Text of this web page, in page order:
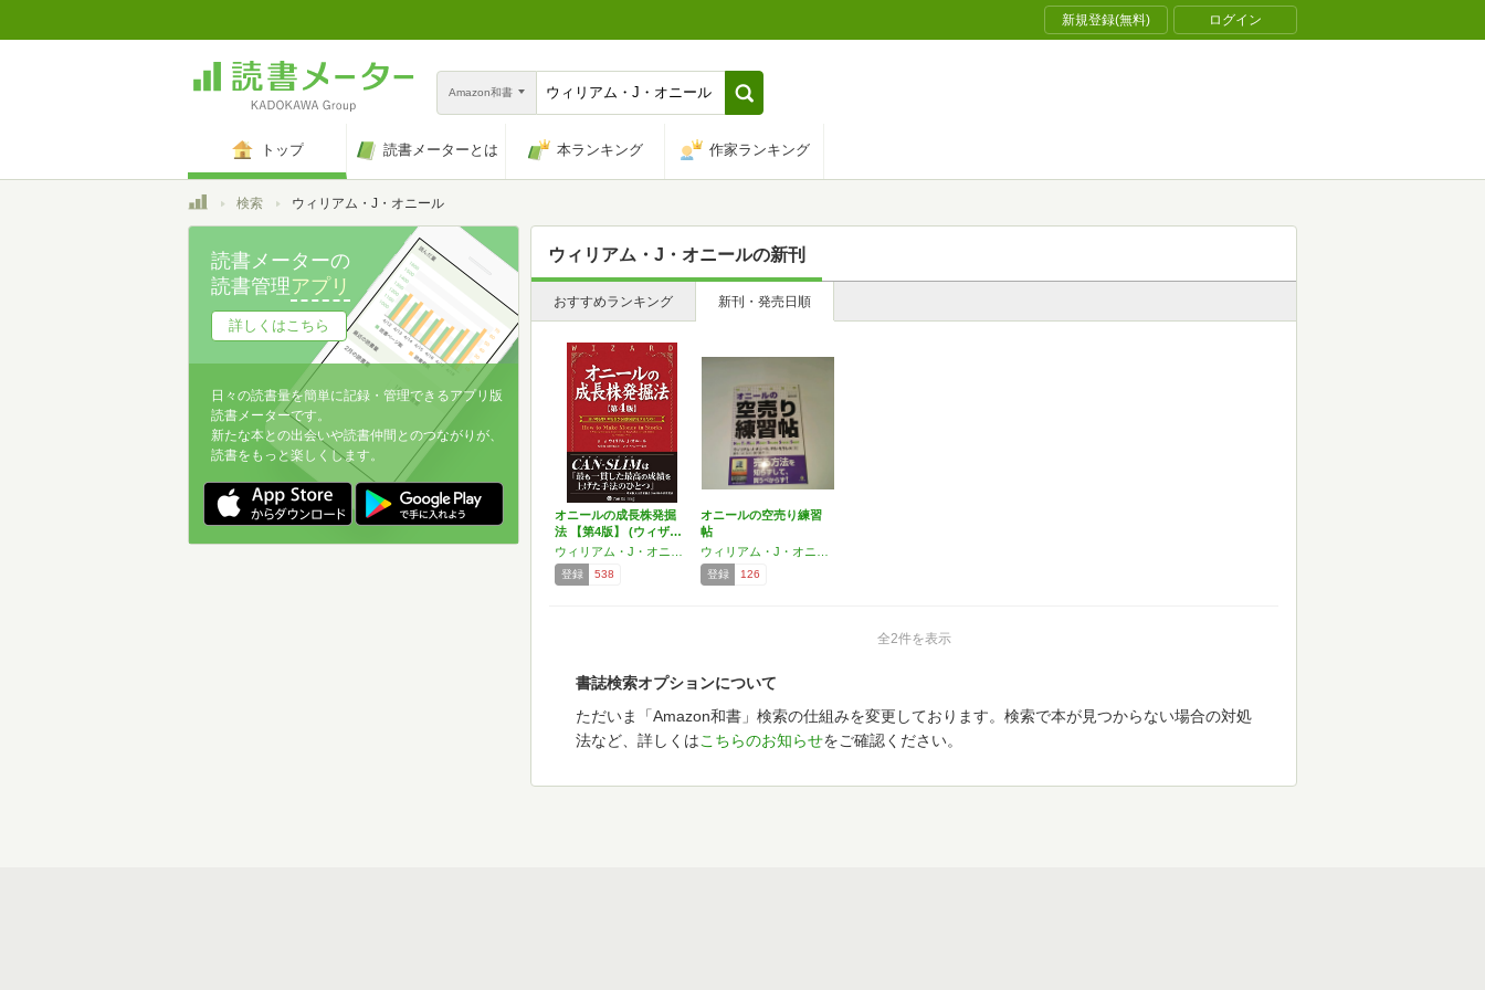
新規登録(無料) ログイン
Amazon和書
トップ 読書メーターとは 本ランキング 作家ランキング
トップ検索 ウィリアム・J・オニール
ウィリアム・J・オニールの新刊
おすすめランキング 新刊・発売日順
オニールの成長株発掘
法 【第4版】 (ウィザ…
登録 538
オニールの空売り練習
帖
登録 126
全2件を表示
書誌検索オプションについて
ただいま「Amazon和書」検索の仕組みを変更しております。検索で本が見つからない場合の対処
法など、詳しくはこちらのお知らせをご確認ください。
読書メーターの
読書管理アプリ
詳しくはこちら
日々の読書量を簡単に記録・管理できるアプリ版
読書メーターです。
新たな本との出会いや読書仲間とのつながりが、
読書をもっと楽しくします。